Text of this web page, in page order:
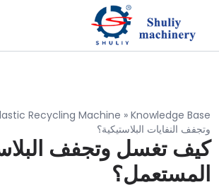
Recycling Machine » Knowledge Base
وتجفف النفايات البلاستيكية؟
كيف تغسل وتجفف
المستعمل؟